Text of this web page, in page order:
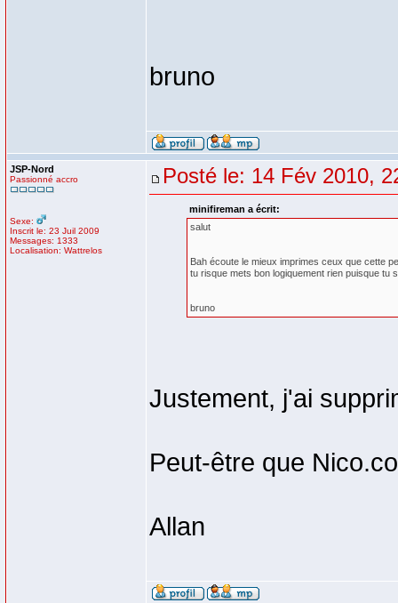
bruno
JSP-Nord
Passionné accro
Sexe:
Inscrit le: 23 Juil 2009
Messages: 1333
Localisation: Wattrelos
Posté le: 14 Fév 2010,
minifireman a écrit:
salut
Bah écoute le mieux imprimes ceux que cette
tu risque mets bon logiquement rien puisque tu
bruno
Justement, j'ai
Peut-être que
Allan